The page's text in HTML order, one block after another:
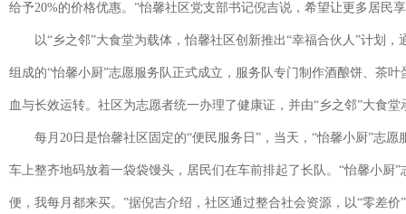
给予20%的价格优惠。”怡馨社区党支部书记倪吉说，希望让更多居
以“乡之邻”大食堂为载体，怡馨社区创新推出“幸福合伙人”计划
组成的“怡馨小厨”志愿服务队正式成立，服务队专门制作酒酿饼、茶
血与长效运转。社区为志愿者统一办理了健康证，并由“乡之邻”大食
每月20日是怡馨社区固定的“便民服务日”，当天，“怡馨小厨”志
车上整齐地码放着一袋袋馒头，居民们在车前排起了长队。“怡馨小厨
便，我每月都来买。”据倪吉介绍，社区通过整合社会资源，以“零差